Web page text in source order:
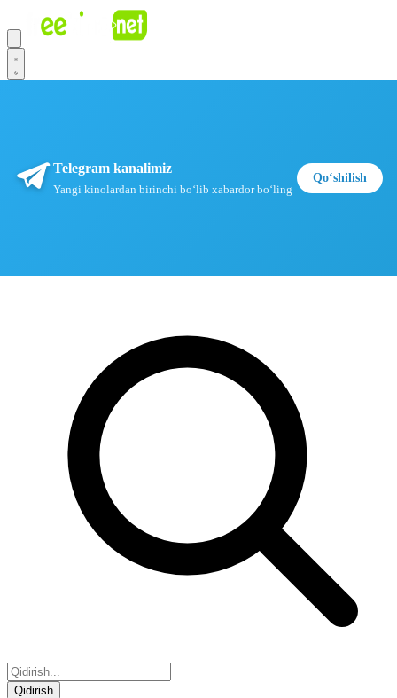
Qidirish
Telegram kanalimiz
Yangi kinolardan birinchi boʻlib xabardor boʻling
Qoʻshilish